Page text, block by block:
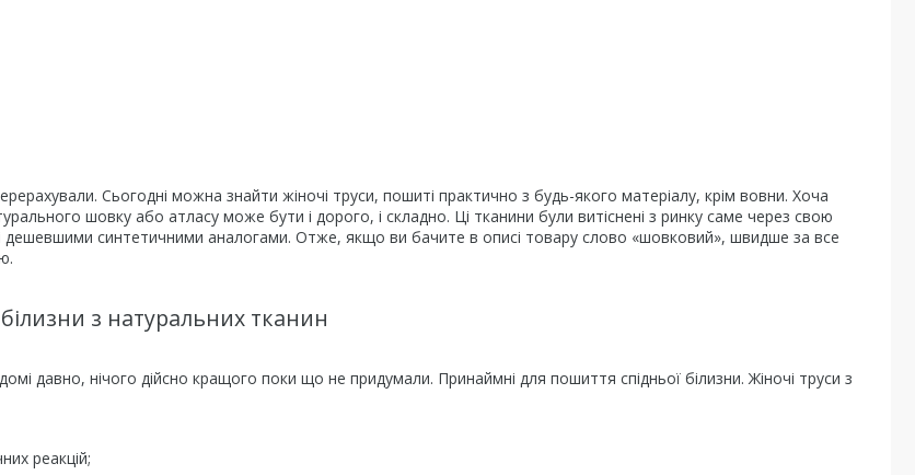
Сьогодні можна знайти жіночі труси, пошиті практично з будь-якого матеріалу, крім вовни. Хоча
шовку або атласу може бути і дорого, і складно. Ці тканини були витіснені з ринку саме через свою
дешевшими синтетичними аналогами. Отже, якщо ви бачите в описі товару слово «шовковий», швидше за все
з натуральних тканин
давно, нічого дійсно кращого поки що не придумали. Принаймні для пошиття спідньої білизни. Жіночі труси з
реакцій;